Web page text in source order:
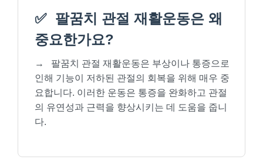
✅ 팔꿈치 관절 재활운동은 왜
중요한가요?
→
팔꿈치 관절 재활운동은 부상이나 통증으로
인해 기능이 저하된 관절의 회복을 위해 매우 중
요합니다. 이러한 운동은 통증을 완화하고 관절
의 유연성과 근력을 향상시키는 데 도움을 줍니
다.